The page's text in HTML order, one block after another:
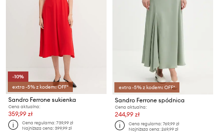
-10%
extra -5% z kodem: OFF*
Sandro Ferrone sukienka
Cena aktualna:
359,99 zł
Cena regularna:739,99 zł
Najniższa cena:399,99 zł
extra -5% z kodem: OFF*
Sandro Ferrone spódnica
Cena aktualna:
244,99 zł
Cena regularna:769,99 zł
Najniższa cena:269,99 zł